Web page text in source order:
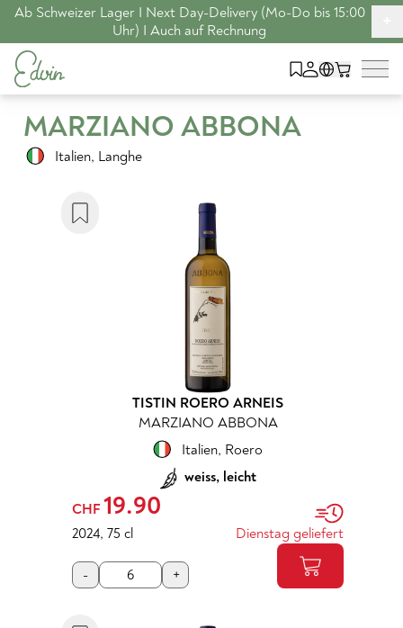
Ab Schweizer Lager I Next Day-Delivery (Mo-Do bis 15:00
Uhr) I Auch auf Rechnung
MARZIANO ABBONA
Italien, Langhe
TISTIN ROERO ARNEIS
MARZIANO ABBONA
Italien, Roero
weiss, leicht
CHF 19.90
2024, 75 cl Dienstag geliefert
- +